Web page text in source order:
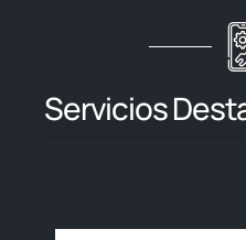
Servicios